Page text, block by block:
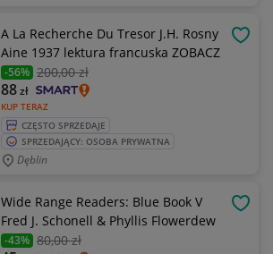
A La Recherche Du Tresor J.H. Rosny
Aine 1937 lektura francuska ZOBACZ
-56% 200,00 zł
KUP TERAZ
88zł
CZĘSTO SPRZEDAJE
SPRZEDAJĄCY: OSOBA PRYWATNA
Dęblin
Wide Range Readers: Blue Book V
Fred J. Schonell & Phyllis Flowerdew
-43% 80,00 zł